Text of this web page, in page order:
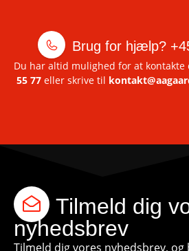
Brug for hjælp?
Du har altid mulighed for at kontakte
55 77 eller skrive til
Tilmeld dig
nyhedsbrev
Tilmeld dig vores nyhedsbrev,